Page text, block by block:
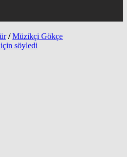
/ Müzikçi Gökçe
söyledi